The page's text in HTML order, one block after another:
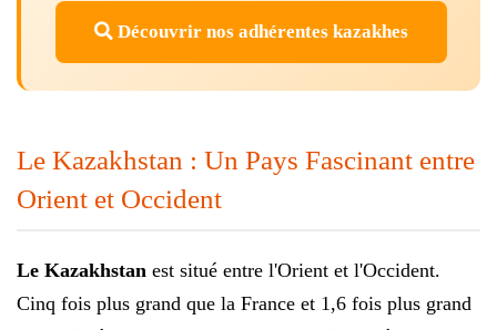
Découvrir nos adhérentes kazakhes
Le Kazakhstan : Un Pays Fascinant entre
Orient et Occident
Le Kazakhstan est situé entre l'Orient et l'Occident.
Cinq fois plus grand que la France et 1,6 fois plus grand